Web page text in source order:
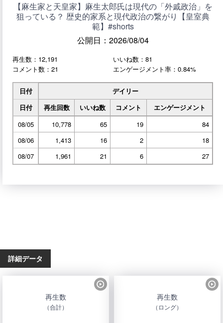
【麻生家と天皇家】麻生太郎氏は現代の「外戚政治」を
狙っている？ 歴史的家系と現代政治の繋がり【皇室典
範】#shorts
公開日：2026/08/04
再生数：12,191
いいね数：81
コメント数：21
エンゲージメント率：0.84%
日付
デイリー
日付
再生回数 いいね数 コメント
エンゲージメント
08/05
10,778 65 19
84
08/06
1,413 16 2
18
08/07
1,961 21 6 27
詳細データ
再生数
（合計）
再生数
（ロング）